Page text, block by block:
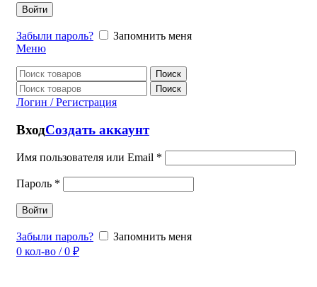
Войти
Забыли пароль?
Запомнить меня
Меню
Поиск
Поиск
Логин / Регистрация
ВходСоздать аккаунт
Имя пользователя или Email *
Пароль *
Войти
Забыли пароль?
Запомнить меня
0 кол-во / 0 ₽